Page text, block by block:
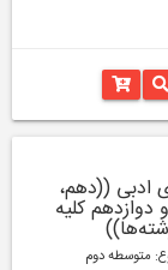
ادبی ((دهم،
دوازدهم کلیه
متوسطه دوم